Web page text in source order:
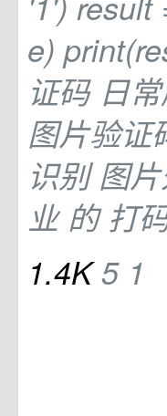
e)
证码 日
图片验证
识别图
业 的 打
1.4K5 1